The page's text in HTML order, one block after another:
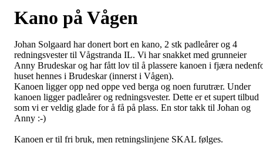
Kano på Vågen
Johan Solgaard har donert bort en kano, 2 stk padleårer og 4
redningsvester til Vågstranda IL. Vi har snakket med grunneier
Anny Brudeskar og har fått lov til å plassere kanoen i fjæra
huset hennes i Brudeskar (innerst i Vågen).
Kanoen ligger opp ned oppe ved berga og noen furutrær. Under
kanoen ligger padleårer og redningsvester. Dette er et supert tilbud
som vi er veldig glade for å få på plass. En stor takk til Johan og
Anny :-)
Kanoen er til fri bruk, men retningslinjene SKAL følges.